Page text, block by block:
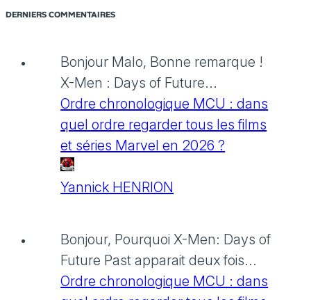
DERNIERS COMMENTAIRES
Bonjour Malo, Bonne remarque !
X-Men : Days of Future...
Ordre chronologique MCU : dans
quel ordre regarder tous les films
et séries Marvel en 2026 ?
Yannick HENRION
Bonjour, Pourquoi X-Men: Days of
Future Past apparait deux fois...
Ordre chronologique MCU : dans